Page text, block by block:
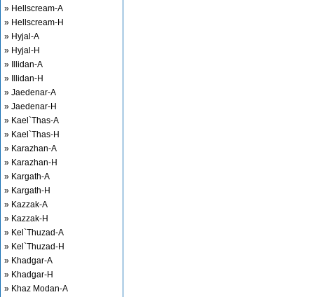
» Hellscream-A
» Hellscream-H
» Hyjal-A
» Hyjal-H
» Illidan-A
» Illidan-H
» Jaedenar-A
» Jaedenar-H
» Kael`Thas-A
» Kael`Thas-H
» Karazhan-A
» Karazhan-H
» Kargath-A
» Kargath-H
» Kazzak-A
» Kazzak-H
» Kel`Thuzad-A
» Kel`Thuzad-H
» Khadgar-A
» Khadgar-H
» Khaz Modan-A